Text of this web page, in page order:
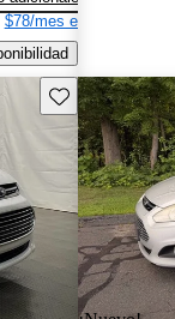
$78/mes est.
Guarda este